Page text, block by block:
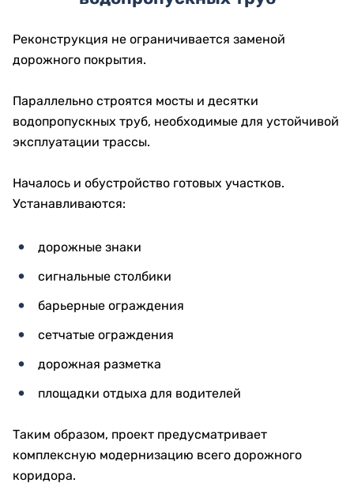
Реконструкция не ограничивается заменой
дорожного покрытия.
Параллельно строятся мосты и десятки
водопропускных труб, необходимые для устойчивой
эксплуатации трассы.
Началось и обустройство готовых участков.
Устанавливаются:
дорожные знаки
сигнальные столбики
барьерные ограждения
сетчатые ограждения
дорожная разметка
площадки отдыха для водителей
Таким образом, проект предусматривает
комплексную модернизацию всего дорожного
коридора.